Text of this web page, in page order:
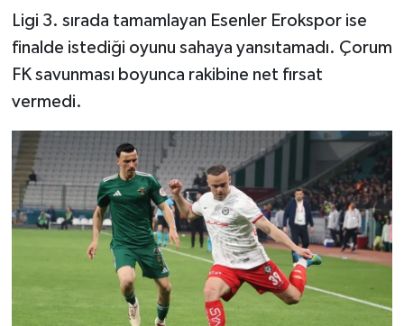
Ligi 3. sırada tamamlayan Esenler Erokspor ise
finalde istediği oyunu sahaya yansıtamadı. Çorum
FK savunması boyunca rakibine net fırsat
vermedi.